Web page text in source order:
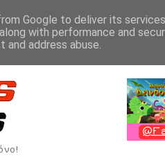
Αγγελίες Ανακοίνωση
Google to deliver its
with performance and
address abuse.